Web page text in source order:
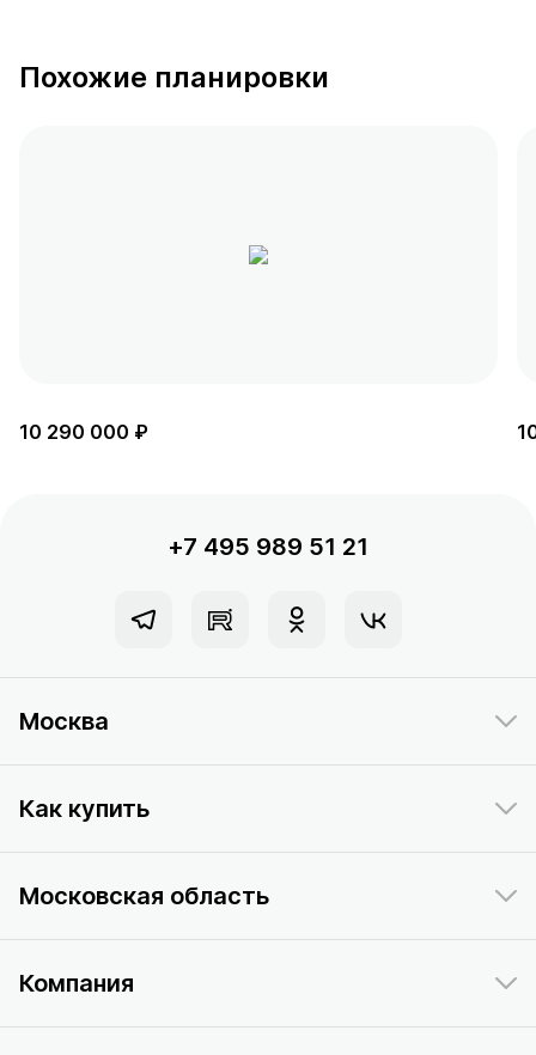
Похожие планировки
10 290 000 ₽
+7 495 989 51 21
Москва
Как купить
Московская область
Компания